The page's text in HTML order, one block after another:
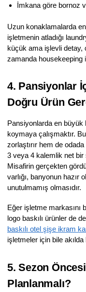
İmkana göre bornoz
Uzun konaklamalarda
işletmenin atladığı
küçük ama işlevli detay,
zamanda housekeeping
4. Pansiyonlar
Doğru Ürün
Pansiyonlarda en
koymaya çalışmaktır.
zorlaştırır hem de
3 veya 4 kalemlik net
Misafirin gerçekten
varlığı, banyonun hazır
unutulmamış olmasıdır.
Eğer işletme markasını
logo baskılı ürünler de
baskılı otel şişe ikram
işletmeler için bile akılda
5. Sezon
Planlanmalı?